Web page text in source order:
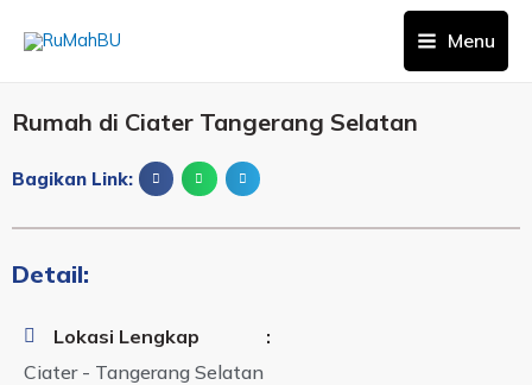
Menu
Rumah di Ciater Tangerang Selatan
Bagikan Link:
Detail:
Lokasi Lengkap
:
Ciater - Tangerang Selatan